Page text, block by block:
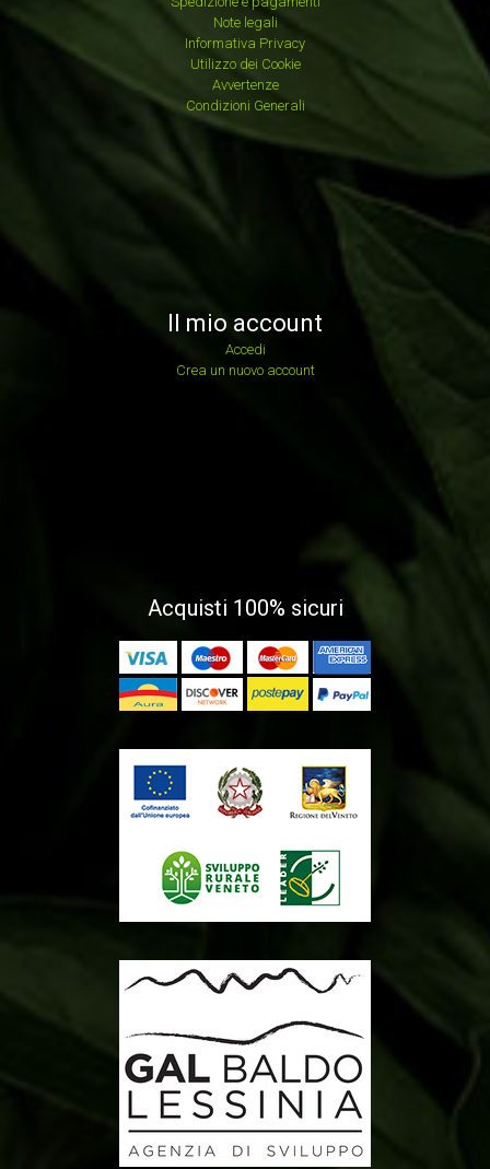
Note legali
Informativa Privacy
Utilizzo dei Cookie
Avvertenze
Condizioni Generali
Il mio account
Accedi
Crea un nuovo account
Acquisti 100% sicuri